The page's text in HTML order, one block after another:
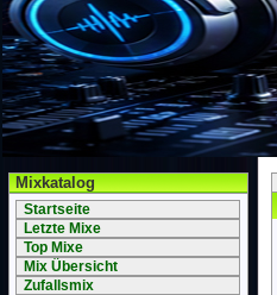
Mixkatalog
Startseite
Letzte Mixe
Top Mixe
Mix Übersicht
Zufallsmix